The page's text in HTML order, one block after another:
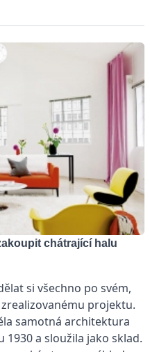
chátrající halu
si všechno po svém,
projektu.
samotná architektura
1930 a sloužila jako sklad.